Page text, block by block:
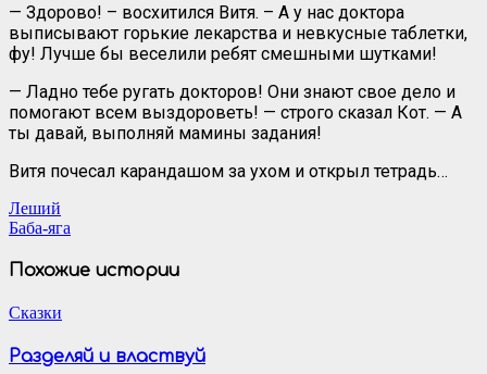
— Здорово! – восхитился Витя. – А у нас доктора
выписывают горькие лекарства и невкусные таблетки,
фу! Лучше бы веселили ребят смешными шутками!
— Ладно тебе ругать докторов! Они знают свое дело и
помогают всем выздороветь! — строго сказал Кот. — А
ты давай, выполняй мамины задания!
Витя почесал карандашом за ухом и открыл тетрадь…
Навигация
по
записям
Леший
Баба-яга
Похожие истории
Сказки
Разделяй и властвуй